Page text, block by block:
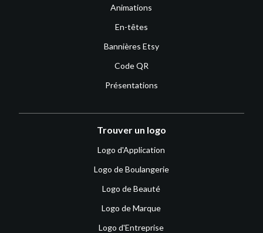
Animations
En-têtes
Bannières Etsy
Code QR
Présentations
Trouver un logo
Logo d'Application
Logo de Boulangerie
Logo de Beauté
Logo de Marque
Logo d'Entreprise